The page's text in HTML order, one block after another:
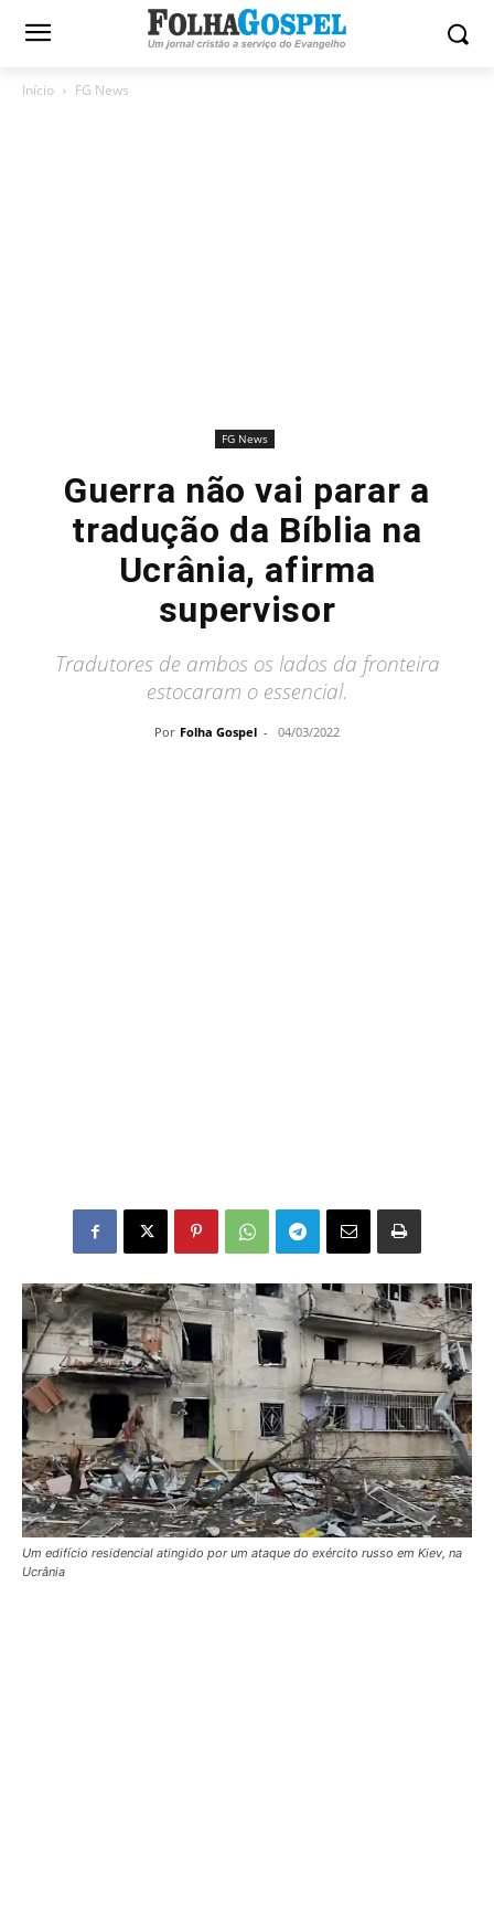
Início FG News
FG News
Guerra não vai parar a
tradução da Bíblia na
Ucrânia, afirma
supervisor
Tradutores de ambos os lados da fronteira
estocaram o essencial.
Por Folha Gospel - 04/03/2022
Um edifício residencial atingido por um ataque do exército russo em Kiev, na
Ucrânia